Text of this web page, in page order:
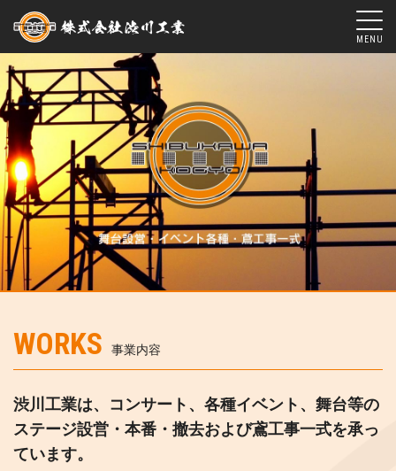
WORKS 事業内容
渋川工業は、コンサート、各種イベント、 舞台等の
ステージ設営・本番・撤去および鳶工事一式を承っ
ています。